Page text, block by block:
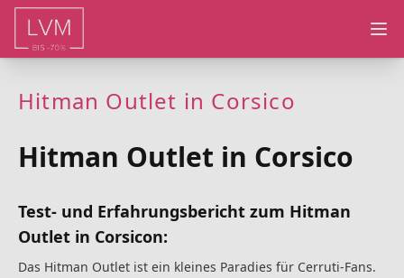
Hitman Outlet in Corsico
Hitman Outlet in Corsico
Test- und Erfahrungsbericht zum Hitman
Outlet in Corsicon:
Das Hitman Outlet ist ein kleines Paradies für Cerruti-Fans.